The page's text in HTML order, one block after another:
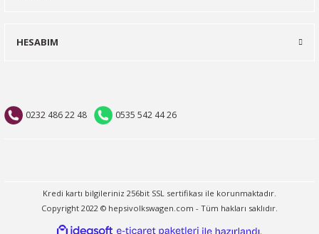
0232 486 22 48 0535 542 44 26
HESABIM
Copyright 2022 © hepsivolkswagen.com - Tüm hakları saklıdır.
Kredi kartı bilgileriniz 256bit SSL sertifikası ile korunmaktadır.
ideasoft e-